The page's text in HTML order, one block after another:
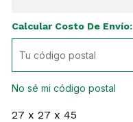
Calcular Costo De Envío:
No sé mi código postal
27 x 27 x 45